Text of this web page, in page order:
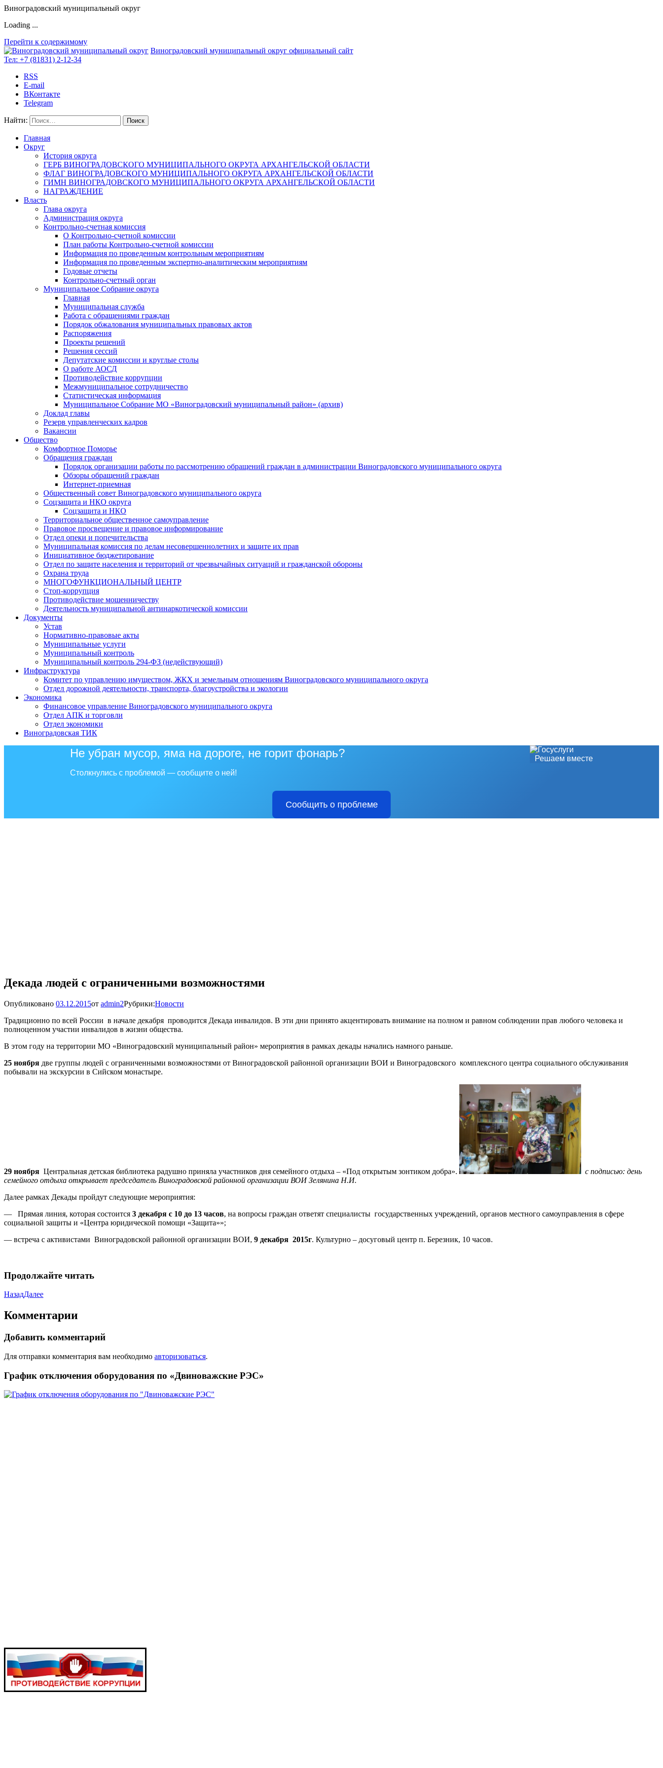
Виноградовский муниципальный округ
Loading ...
Перейти к содержимому
Виноградовский муниципальный округ официальный сайт
Тел: +7 (81831) 2-12-34
RSS
E-mail
ВКонтакте
Telegram
Найти:
Главная
Округ
История округа
ГЕРБ ВИНОГРАДОВСКОГО МУНИЦИПАЛЬНОГО ОКРУГА АРХАНГЕЛЬСКОЙ ОБЛАСТИ
ФЛАГ ВИНОГРАДОВСКОГО МУНИЦИПАЛЬНОГО ОКРУГА АРХАНГЕЛЬСКОЙ ОБЛАСТИ
ГИМН ВИНОГРАДОВСКОГО МУНИЦИПАЛЬНОГО ОКРУГА АРХАНГЕЛЬСКОЙ ОБЛАСТИ
НАГРАЖДЕНИЕ
Власть
Глава округа
Администрация округа
Контрольно-счетная комиссия
О Контрольно-счетной комиссии
План работы Контрольно-счетной комиссии
Информация по проведенным контрольным мероприятиям
Информация по проведенным экспертно-аналитическим мероприятиям
Годовые отчеты
Контрольно-счетный орган
Муниципальное Собрание округа
Главная
Муниципальная служба
Работа с обращениями граждан
Порядок обжалования муниципальных правовых актов
Распоряжения
Проекты решений
Решения сессий
Депутатские комиссии и круглые столы
О работе АОСД
Противодействие коррупции
Межмуниципальное сотрудничество
Статистическая информация
Муниципальное Собрание МО «Виноградовский муниципальный район» (архив)
Доклад главы
Резерв управленческих кадров
Вакансии
Общество
Комфортное Поморье
Обращения граждан
Порядок организации работы по рассмотрению обращений граждан в администрации Виноградовского муниципального округа
Обзоры обращений граждан
Интернет-приемная
Общественный совет Виноградовского муниципального округа
Соцзащита и НКО округа
Соцзащита и НКО
Территориальное общественное самоуправление
Правовое просвещение и правовое информирование
Отдел опеки и попечительства
Муниципальная комиссия по делам несовершеннолетних и защите их прав
Инициативное бюджетирование
Отдел по защите населения и территорий от чрезвычайных ситуаций и гражданской обороны
Охрана труда
МНОГОФУНКЦИОНАЛЬНЫЙ ЦЕНТР
Стоп-коррупция
Противодействие мошенничеству
Деятельность муниципальной антинаркотической комиссии
Документы
Устав
Нормативно-правовые акты
Муниципальные услуги
Муниципальный контроль
Муниципальный контроль 294-ФЗ (недействующий)
Инфраструктура
Комитет по управлению имуществом, ЖКХ и земельным отношениям Виноградовского муниципального округа
Отдел дорожной деятельности, транспорта, благоустройства и экологии
Экономика
Финансовое управление Виноградовского муниципального округа
Отдел АПК и торговли
Отдел экономики
Виноградовская ТИК
Решаем вместе
Не убран мусор, яма на дороге, не горит фонарь?
Столкнулись с проблемой — сообщите о ней!
Сообщить о проблеме
Декада людей с ограниченными возможностями
Опубликовано 03.12.2015от admin2Рубрики:Новости
Традиционно по всей России в начале декабря проводится Декада инвалидов. В эти дни принято акцентировать внимание на полном и равном соблюдении прав любого человека и
полноценном участии инвалидов в жизни общества.
В этом году на территории МО «Виноградовский муниципальный район» мероприятия в рамках декады начались намного раньше.
25 ноября две группы людей с ограниченными возможностями от Виноградовской районной организации ВОИ и Виноградовского комплексного центра социального обслуживания
побывали на экскурсии в Сийском монастыре.
29 ноября Центральная детская библиотека радушно приняла участников дня семейного отдыха – «Под открытым зонтиком добра».
с подписью: день
семейного отдыха открывает председатель Виноградовской районной организации ВОИ Зелянина Н.И.
Далее рамках Декады пройдут следующие мероприятия:
— Прямая линия, которая состоится 3 декабря с 10 до 13 часов, на вопросы граждан ответят специалисты государственных учреждений, органов местного самоуправления в сфере
социальной защиты и «Центра юридической помощи «Защита»»;
— встреча с активистами Виноградовской районной организации ВОИ, 9 декабря 2015г. Культурно – досуговый центр п. Березник, 10 часов.
Продолжайте читать
НазадДалее
Комментарии
Добавить комментарий
Для отправки комментария вам необходимо авторизоваться.
График отключения оборудования по «Двиноважские РЭС»